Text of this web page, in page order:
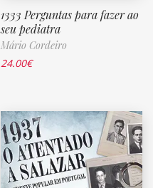
1333 Perguntas para fazer ao
seu pediatra
Mário Cordeiro
24.00€